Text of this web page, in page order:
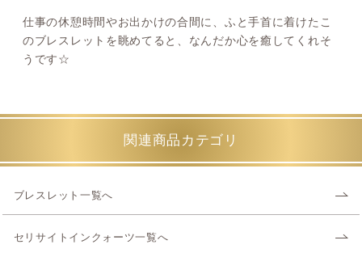
仕事の休憩時間やお出かけの合間に、ふと手首に着けたこ
のブレスレットを眺めてると、なんだか心を癒してくれそ
うです☆
関連商品カテゴリ
ブレスレット一覧へ
セリサイトインクォーツ一覧へ